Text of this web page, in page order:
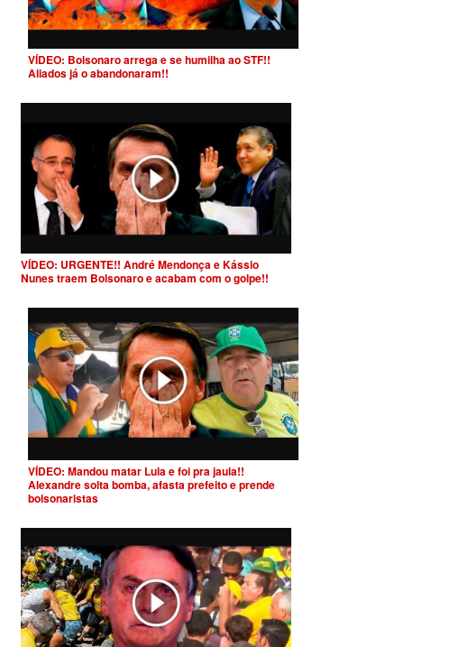
VÍDEO: Bolsonaro arrega e se humilha ao STF!!
Aliados já o abandonaram!!
VÍDEO: URGENTE!! André Mendonça e Kássio
Nunes traem Bolsonaro e acabam com o golpe!!
VÍDEO: Mandou matar Lula e foi pra jaula!!
Alexandre solta bomba, afasta prefeito e prende
bolsonaristas